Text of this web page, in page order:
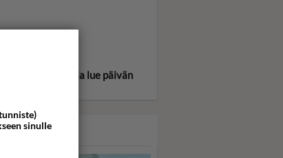
tähtimerkkisi ja lue päivän
sinulle